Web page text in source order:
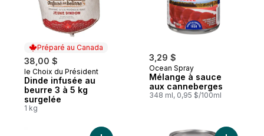
Préparé au Canada
38,00 $
Préparé au Canada
le Choix du Président
Dinde infusée au
beurre 3 à 5 kg
surgelée
1 kg
3,29 $
Ocean Spray
Mélange à sauce
aux canneberges
348 ml, 0,95 $/100ml